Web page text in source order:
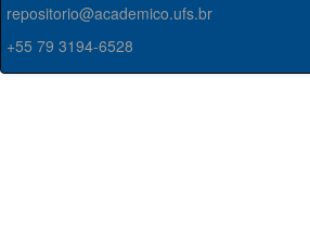
repositorio@academico.ufs.br
+55 79 3194-6528